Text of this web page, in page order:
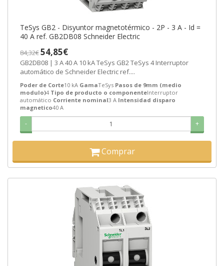
TeSys GB2 - Disyuntor magnetotérmico - 2P - 3 A - Id =
40 A ref. GB2DB08 Schneider Electric
84,32€54,85€
GB2DB08 | 3 A 40 A 10 kA TeSys GB2 TeSys 4 Interruptor
automático de Schneider Electric ref....
Poder de Corte10 kA GamaTeSys Pasos de 9mm (medio
modulo)4 Tipo de producto o componenteInterruptor
automático Corriente nominal3 A Intensidad disparo
magnetico40 A
- +
Comprar